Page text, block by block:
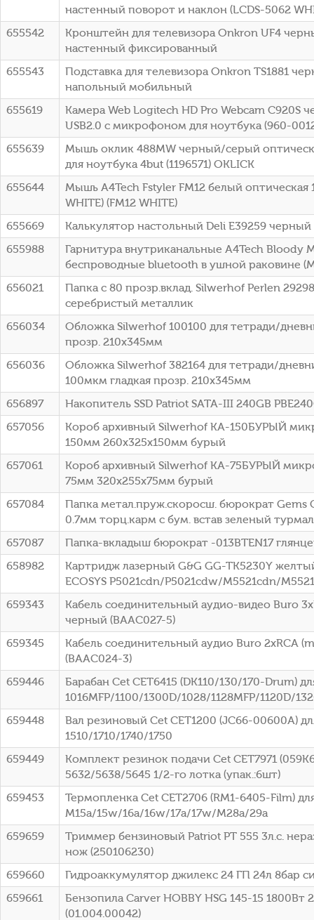
настенный поворот и наклон (LCDS-5062
655542
Кронштейн для телевизора Onkron UF4
настенный фиксированный
655543
Подставка для телевизора Onkron TS1881
напольный мобильный
655619
Камера Web Logitech HD Pro Webcam C920S
USB2.0 с микрофоном для ноутбука (960-
655639
Мышь оклик 488MW черный/серый
для ноутбука 4but (1196571) OKLICK
655644
Мышь A4Tech Fstyler FM12 белый оптическая
WHITE) (FM12 WHITE)
655669
Калькулятор настольный Deli E39259 черный
655988
Гарнитура внутриканальные A4Tech Bloody
беспроводные bluetooth в ушной раковине
656021
Папка с 80 прозр.вклад. Silwerhof Perlen
серебристый металлик
656034
Обложка Silwerhof 100100 для тетради/
прозр. 210x345мм
656036
Обложка Silwerhof 382164 для тетради/
100мкм гладкая прозр. 210x345мм
656897
Накопитель SSD Patriot SATA-III 240GB
657056
Короб архивный Silwerhof КА-150БУРЫЙ
150мм 260x325x150мм бурый
657061
Короб архивный Silwerhof КА-75БУРЫЙ
75мм 320x255x75мм бурый
657084
Папка метал.пруж.скоросш. бюрократ Gems
0.7мм торц.карм с бум. встав зеленый
657087
Папка-вкладыш бюрократ -013BTEN17
658982
Картридж лазерный G&G GG-TK5230Y
ECOSYS P5021cdn/P5021cdw/M5521cdn/
659343
Кабель соединительный аудио-видео Buro
черный (BAAC027-5)
659345
Кабель соединительный аудио Buro 2хRCA
(BAAC024-3)
659446
Барабан Cet CET6415 (DK110/130/170-Drum)
1016MFP/1100/1300D/1028/1128MFP/1120D/
659448
Вал резиновый Cet CET1200 (JC66-00600A)
1510/1710/1740/1750
659449
Комплект резинок подачи Cet CET7971
5632/5638/5645 1/2-го лотка (упак.:6шт)
659453
Термопленка Cet CET2706 (RM1-6405-Film)
M15a/15w/16a/16w/17a/17w/M28a/29a
659659
Триммер бензиновый Patriot PT 555 3л.с.
нож (250106230)
659660
Гидроаккумулятор джилекс 24 ГП 24л 8бар
659661
Бензопила Carver HOBBY HSG 145-15 1800Вт
(01.004.00042)